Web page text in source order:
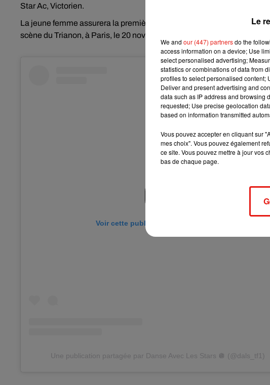
Star Ac, Victorien.
La jeune femme assurera la première partie de trois concerts de M.
scène du Trianon, à Paris, le 20 novembre 2026.
Voir cette publication sur Instagram
Une publication partagée par Danse Avec Les Stars 🪩 (@dals_tf1)
Le
We and our (447) partnersdo the
access information on a device; Use
select personalised advertising;
statistics or combinations of data from
profiles to select personalised content;
Deliver and present advertising and
data such as IP address and browsing
requested; Use precise geolocation
based on information transmitted
Vous pouvez accepter en cliquant sur
mes choix". Vous pouvez également
ce site. Vous pouvez mettre à jour vos
bas de chaque page.